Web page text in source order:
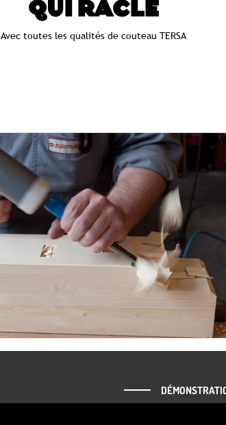
QUI RÂCLE
Avec toutes les qualités de couteau TERSA